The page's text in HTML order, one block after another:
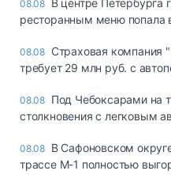
08.08 В центре Петербурга
ресторанным меню попала
08.08 Страховая компания
требует 29 млн руб. с
08.08 Под Чебоксарами на
столкновения с легковым
08.08 В Сафоновском
трассе М-1 полностью